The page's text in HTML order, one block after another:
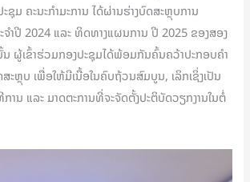
ະຊຸມ ຄະນະກຳມະການ ໄດ້ຜ່ານຮ່າງບົດສະຫຼຸບການ
ຈຳປີ 2024 ແລະ ທິດທາງແຜນການ ປີ 2025 ຂອງສອງ
ນ ຜູ້ເຂົ້າຮ່ວມກອງປະຊຸມໄດ້ພ້ອມກັນຄົ້ນຄວ້າປະກອບຄຳ
ະຫຼຸບ ເພື່ອໃຫ້ມີເນື້ອໃນຄົບຖ້ວນສົມບູນ, ເລິກເຊິ່ງເປັນ
ນ ແລະ ມາດຕະການທີ່ຈະຈັດຕັ້ງປະຕິບັດວຽກງານໃນຕໍ່